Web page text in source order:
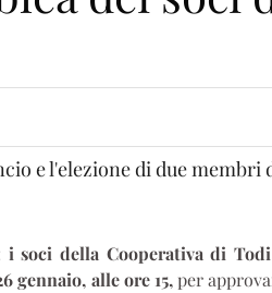
e l'elezione di due membri
i soci della Cooperativa di
gennaio, alle ore 15,per